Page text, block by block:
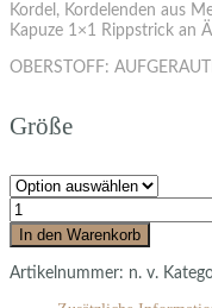
Kordel, Kordelenden aus
Kapuze 1×1 Rippstrick an
OBERSTOFF:
Größe
In den Warenkorb
Artikelnummer: n. v.